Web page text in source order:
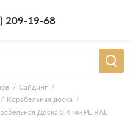
209-19-68
Сайдинг
Корабельная доска
Доска 0.4 мм PE RAL